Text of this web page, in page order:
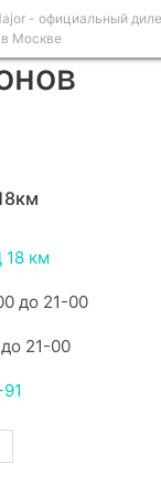
- официальный
Москве
км
до 21-00
21-00